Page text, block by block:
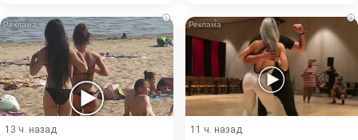
i
13 ч. назад
i
11 ч. назад